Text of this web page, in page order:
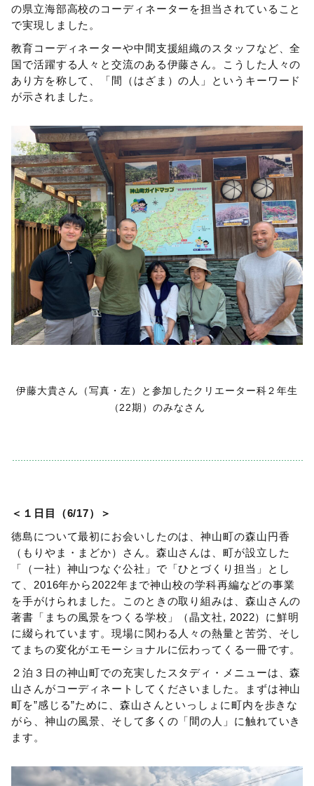
の県立海部高校のコーディネーターを担当されていること
で実現しました。
教育コーディネーターや中間支援組織のスタッフなど、全
国で活躍する人々と交流のある伊藤さん。こうした人々の
あり方を称して、「間（はざま）の人」というキーワード
が示されました。
伊藤大貴さん（写真・左）と参加したクリエーター科２年生
（22期）のみなさん
＜１日目（6/17）＞
徳島について最初にお会いしたのは、神山町の森山円香
（もりやま・まどか）さん。森山さんは、町が設立した
「（一社）神山つなぐ公社」で「ひとづくり担当」とし
て、2016年から2022年まで神山校の学科再編などの事業
を手がけられました。このときの取り組みは、森山さんの
著書「まちの風景をつくる学校」（晶文社, 2022）に鮮明
に綴られています。現場に関わる人々の熱量と苦労、そし
てまちの変化がエモーショナルに伝わってくる一冊です。
２泊３日の神山町での充実したスタディ・メニューは、森
山さんがコーディネートしてくださいました。まずは神山
町を”感じる”ために、森山さんといっしょに町内を歩きな
がら、神山の風景、そして多くの「間の人」に触れていき
ます。